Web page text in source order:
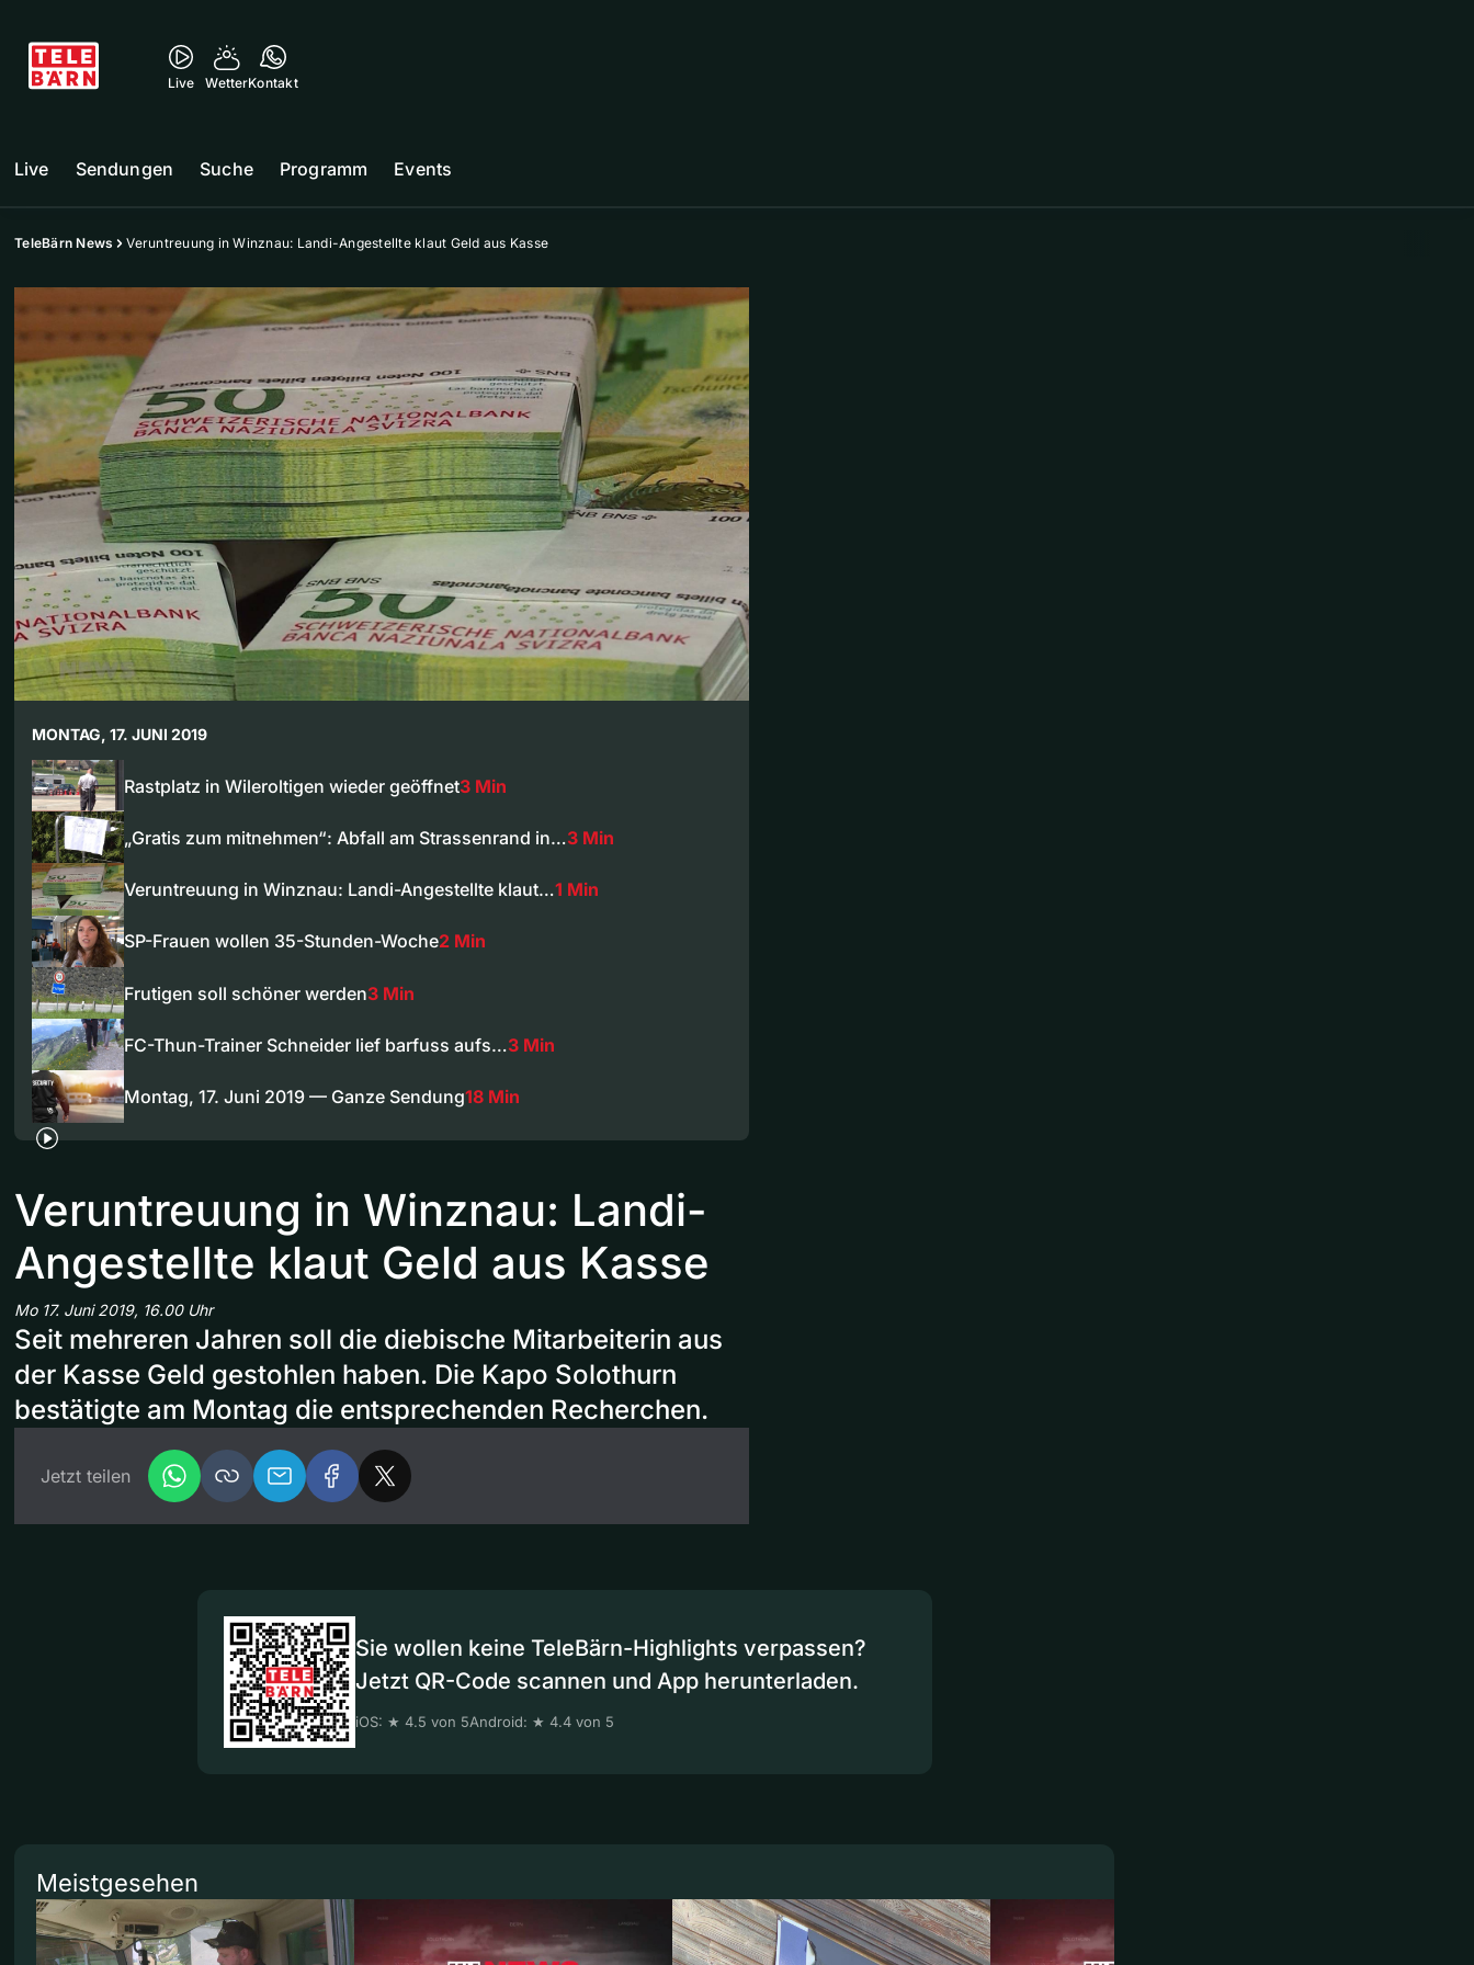
Live WetterKontakt
Live Sendungen Suche Programm Events
TeleBärn News Veruntreuung in Winznau: Landi-Angestellte klaut Geld aus Kasse
MONTAG, 17. JUNI 2019
Rastplatz in Wileroltigen wieder geöffnet3 Min
„Gratis zum mitnehmen“: Abfall am Strassenrand in…3 Min
Veruntreuung in Winznau: Landi-Angestellte klaut…1 Min
SP-Frauen wollen 35-Stunden-Woche2 Min
Frutigen soll schöner werden3 Min
FC-Thun-Trainer Schneider lief barfuss aufs…3 Min
Montag, 17. Juni 2019 — Ganze Sendung18 Min
Veruntreuung in Winznau: Landi-
Angestellte klaut Geld aus Kasse
Mo 17. Juni 2019, 16.00 Uhr
Seit mehreren Jahren soll die diebische Mitarbeiterin aus
der Kasse Geld gestohlen haben. Die Kapo Solothurn
bestätigte am Montag die entsprechenden Recherchen.
Jetzt teilen
Sie wollen keine TeleBärn-Highlights verpassen?
Jetzt QR-Code scannen und App herunterladen.
iOS: ★ 4.5 von 5Android: ★ 4.4 von 5
Meistgesehen